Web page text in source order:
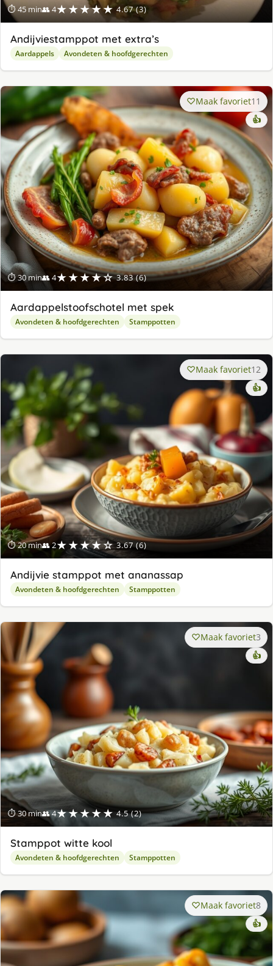
⏱ 45 min👥 4★★★★★ 4.67 (3)
Andijviestamppot met extra’s
Aardappels Avondeten & hoofdgerechten
⏱ 30 min👥 4★★★★☆ 3.83 (6)
Maak favoriet11
👍
Aardappelstoofschotel met spek
Avondeten & hoofdgerechten Stamppotten
⏱ 20 min👥 2★★★★☆ 3.67 (6)
Maak favoriet12
👍
Andijvie stamppot met ananassap
Avondeten & hoofdgerechten Stamppotten
⏱ 30 min👥 4★★★★★ 4.5 (2)
Maak favoriet3
👍
Stamppot witte kool
Avondeten & hoofdgerechten Stamppotten
Maak favoriet8
👍